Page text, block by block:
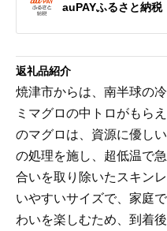
auPAYふるさと納税
返礼品紹介
焼津市からは、南半球の
ミマグロの中トロがもら
のマグロは、資源に優し
の処理を施し、超低温で
合いを取り除いたスキン
いやすいサイズで、家庭
わいを楽しむため、到着